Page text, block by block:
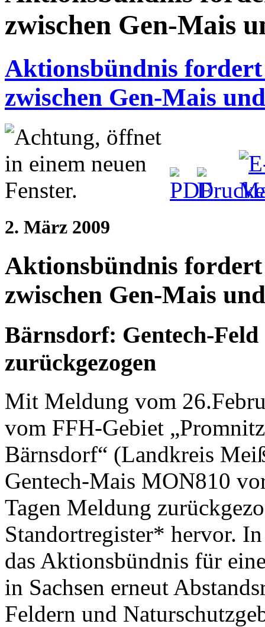
zwischen Gen-Mais
Aktionsbündnis fordert
zwischen Gen-Mais
2. März 2009
Aktionsbündnis fordert
zwischen Gen-Mais
Bärnsdorf: Gentech-
zurückgezogen
Mit Meldung vom
vom FFH-Gebiet
Bärnsdorf“ (Landkreis
Gentech-Mais MON810
Tagen Meldung
Standortregister* hervor.
das Aktionsbündnis für
in Sachsen erneut
Feldern und